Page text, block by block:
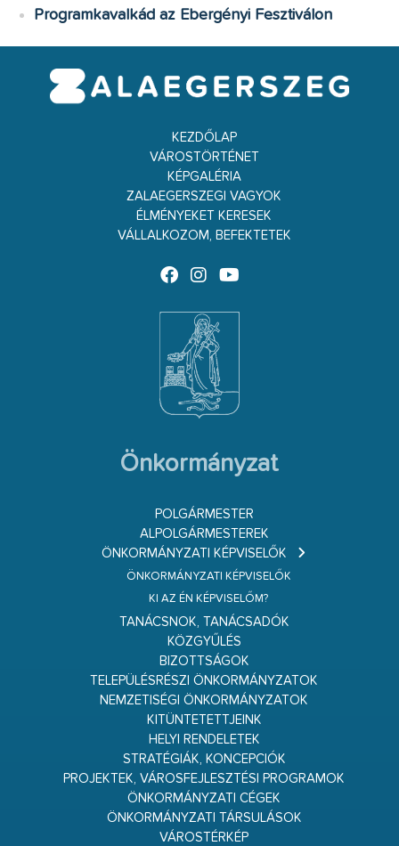
Programkavalkád az Ebergényi Fesztiválon
KEZDŐLAP
VÁROSTÖRTÉNET
KÉPGALÉRIA
ZALAEGERSZEGI VAGYOK
ÉLMÉNYEKET KERESEK
VÁLLALKOZOM, BEFEKTETEK
Önkormányzat
POLGÁRMESTER
ALPOLGÁRMESTEREK
ÖNKORMÁNYZATI KÉPVISELŐK
ÖNKORMÁNYZATI KÉPVISELŐK
KI AZ ÉN KÉPVISELŐM?
TANÁCSNOK, TANÁCSADÓK
KÖZGYŰLÉS
BIZOTTSÁGOK
TELEPÜLÉSRÉSZI ÖNKORMÁNYZATOK
NEMZETISÉGI ÖNKORMÁNYZATOK
KITÜNTETETTJEINK
HELYI RENDELETEK
STRATÉGIÁK, KONCEPCIÓK
PROJEKTEK, VÁROSFEJLESZTÉSI PROGRAMOK
ÖNKORMÁNYZATI CÉGEK
ÖNKORMÁNYZATI TÁRSULÁSOK
VÁROSTÉRKÉP